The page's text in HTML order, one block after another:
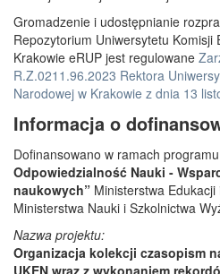
Gromadzenie i udostępnianie
Repozytorium Uniwersytetu Komisji
Krakowie eRUP jest regulowane
R.Z.0211.96.2023 Rektora
Narodowej w Krakowie z dnia 13
Informacja o
Dofinansowano w ramach programu
Odpowiedzialność Nauki -
naukowych” Ministerstwa
Ministerstwa Nauki i Szkolnictwa
Nazwa projektu:
Organizacja kolekcji czasopism
UKEN wraz z wykonaniem